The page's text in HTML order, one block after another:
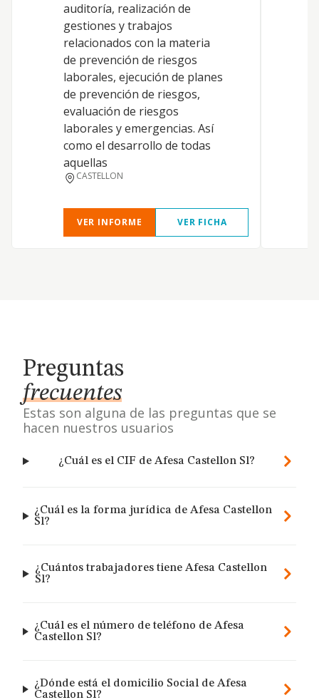
auditoría, realización de
gestiones y trabajos
relacionados con la materia
de prevención de riesgos
laborales, ejecución de planes
de prevención de riesgos,
evaluación de riesgos
laborales y emergencias. Así
como el desarrollo de todas
aquellas
CASTELLON
VER INFORME VER FICHA
Preguntas
frecuentes
Estas son alguna de las preguntas que se
hacen nuestros usuarios
¿Cuál es el CIF de Afesa Castellon Sl?
¿Cuál es la forma jurídica de Afesa Castellon
Sl?
¿Cuántos trabajadores tiene Afesa Castellon
Sl?
¿Cuál es el número de teléfono de Afesa
Castellon Sl?
¿Dónde está el domicilio Social de Afesa
Castellon Sl?